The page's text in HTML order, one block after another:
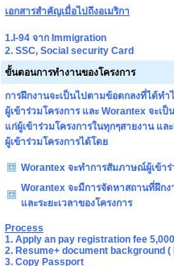
เอกสารสำคัญเมื่อไปถึงอเมริกา
1.I-94 จาก Immigration
2. SSC, Social security Card
ขั้นตอนการทำงานของโครงการ
การฝึกงานจะเป็นไปตามข้อตกลงที่ได้ทำ
ผู้เข้าร่วมโครงการ และ Worantex จะ
แก่ผู้เข้าร่วมโครงการในทุกๆสายงาน แ
ผู้เข้าร่วมโครงการได้โดย
Worantex จะทำการสัมภาษณ์ผู้เข้า
Worantex จะมีการจัดหาสถานที่ฝึกง
และระยะเวลาของโครงการ
Process
1. Apply an pay registration fee
2. Resume+ document background
3. Copy Passport